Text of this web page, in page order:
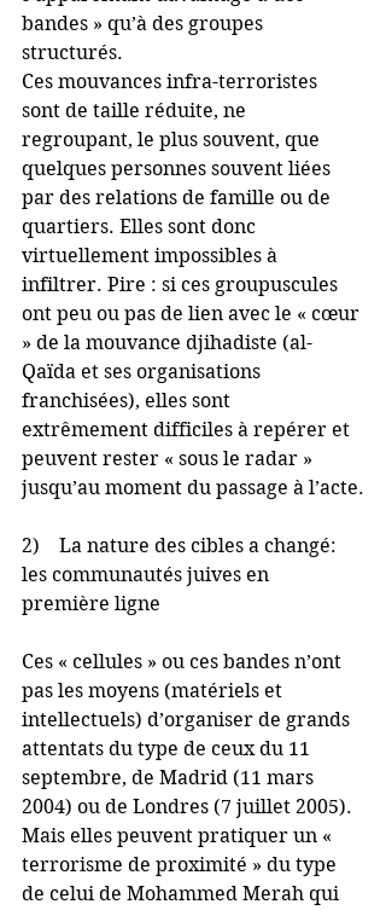
bandes » qu’à des groupes
structurés.
Ces mouvances infra-terroristes
sont de taille réduite, ne
regroupant, le plus souvent, que
quelques personnes souvent liées
par des relations de famille ou de
quartiers. Elles sont donc
virtuellement impossibles à
infiltrer. Pire : si ces groupuscules
ont peu ou pas de lien avec le « cœur
» de la mouvance djihadiste (al-
Qaïda et ses organisations
franchisées), elles sont
extrêmement difficiles à repérer et
peuvent rester « sous le radar »
jusqu’au moment du passage à l’acte.
2)    La nature des cibles a changé:
les communautés juives en
première ligne
Ces « cellules » ou ces bandes n’ont
pas les moyens (matériels et
intellectuels) d’organiser de grands
attentats du type de ceux du 11
septembre, de Madrid (11 mars
2004) ou de Londres (7 juillet 2005).
Mais elles peuvent pratiquer un «
terrorisme de proximité » du type
de celui de Mohammed Merah qui